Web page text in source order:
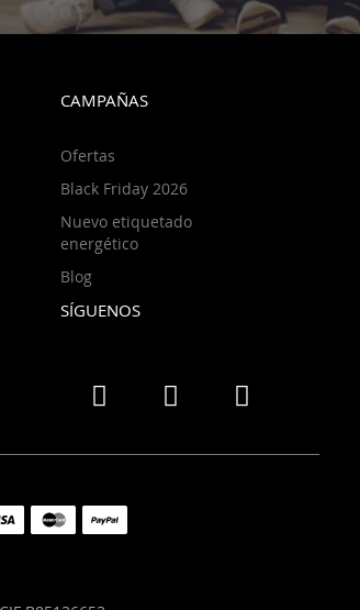
CAMPAÑAS
Ofertas
Black Friday 2026
Nuevo etiquetado
energético
Blog
SÍGUENOS